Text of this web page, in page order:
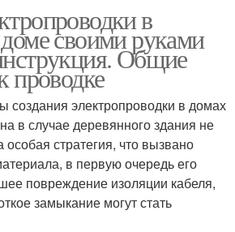
в
своими руками
Общие
проводке
создания электропроводки в домах
в случае деревянного здания не
стратегия, что вызвано
в первую очередь его
повреждение изоляции кабеля,
замыкание могут стать